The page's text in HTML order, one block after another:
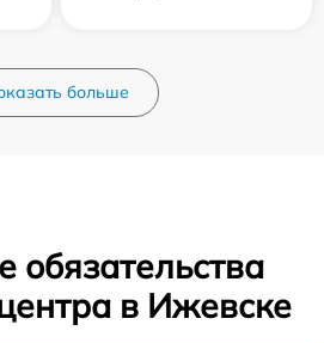
больше
обязательства
в Ижевске